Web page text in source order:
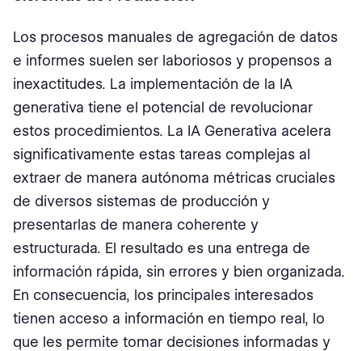
Los procesos manuales de agregación de datos
e informes suelen ser laboriosos y propensos a
inexactitudes. La implementación de la IA
generativa tiene el potencial de revolucionar
estos procedimientos. La IA Generativa acelera
significativamente estas tareas complejas al
extraer de manera autónoma métricas cruciales
de diversos sistemas de producción y
presentarlas de manera coherente y
estructurada. El resultado es una entrega de
información rápida, sin errores y bien organizada.
En consecuencia, los principales interesados
tienen acceso a información en tiempo real, lo
que les permite tomar decisiones informadas y